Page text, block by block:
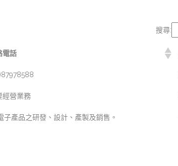
搜尋:
電話
經營業務
子產品之研發、設計、產製及銷售。